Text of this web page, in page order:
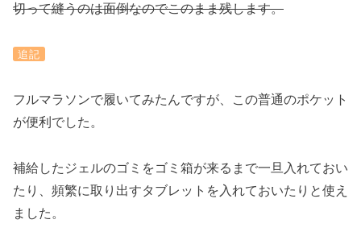
切って縫うのは面倒なのでこのまま残します。
追記
フルマラソンで履いてみたんですが、この普通のポケット
が便利でした。
補給したジェルのゴミをゴミ箱が来るまで一旦入れておい
たり、頻繁に取り出すタブレットを入れておいたりと使え
ました。